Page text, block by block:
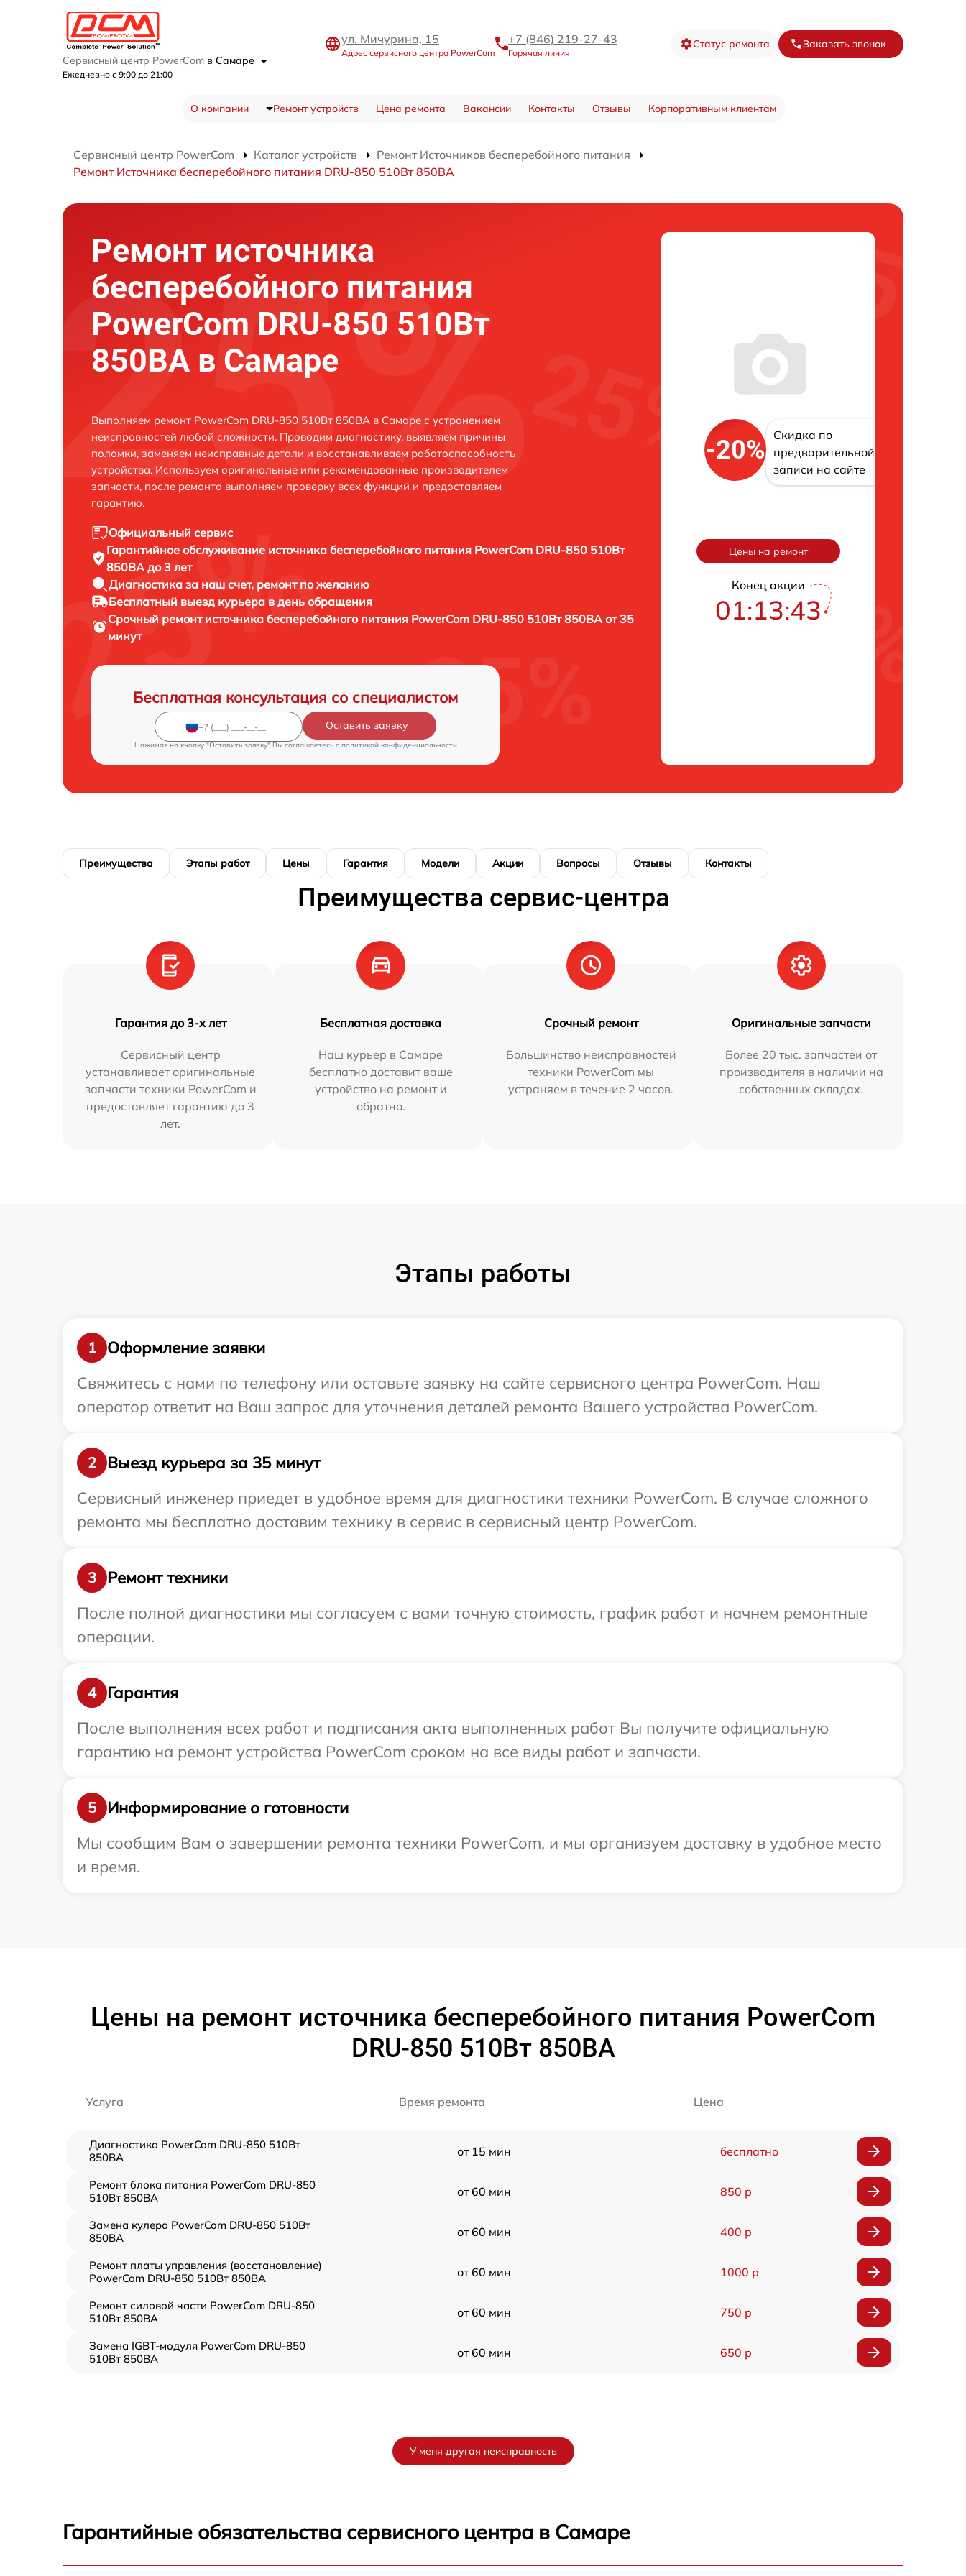
Сервисный центр PowerCom в Самаре
Ежедневно с 9:00 до 21:00
ул. Мичурина, 15
Адрес сервисного центра PowerCom
+7 (846) 219-27-43
Горячая линия
Статус ремонта Заказать звонок
О компании Ремонт устройств Цена ремонта Вакансии Контакты Отзывы Корпоративным клиентам
Сервисный центр PowerCom Каталог устройств
Ремонт Источников бесперебойного питания
Ремонт Источника бесперебойного питания DRU-850 510Вт 850ВА
Ремонт источника
бесперебойного питания
PowerCom DRU-850 510Вт
850ВА в Самаре
Выполняем ремонт PowerCom DRU-850 510Вт 850ВА в Самаре с устранением
неисправностей любой сложности. Проводим диагностику, выявляем причины
поломки, заменяем неисправные детали и восстанавливаем работоспособность
устройства. Используем оригинальные или рекомендованные производителем
запчасти, после ремонта выполняем проверку всех функций и предоставляем
гарантию.
Официальный сервис
Гарантийное обслуживание источника бесперебойного питания PowerCom DRU-850 510Вт
850ВА до 3 лет
Диагностика за наш счет, ремонт по желанию
Бесплатный выезд курьера в день обращения
Срочный ремонт источника бесперебойного питания PowerCom DRU-850 510Вт 850ВА от 35
минут
Бесплатная консультация со специалистом
Оставить заявку
Нажимая на кнопку "Оставить заявку" Вы соглашаетесь c политикой конфиденциальности
-20%
Скидка по
предварительной
записи на сайте
Цены на ремонт
Конец акции
01:13:42
Преимущества Этапы работ Цены Гарантия Модели Акции Вопросы Отзывы Контакты
Преимущества сервис-центра
Гарантия до 3-х лет
Сервисный центр
устанавливает оригинальные
запчасти техники PowerCom и
предоставляет гарантию до 3
лет.
Бесплатная доставка
Наш курьер в Самаре
бесплатно доставит ваше
устройство на ремонт и
обратно.
Срочный ремонт
Большинство неисправностей
техники PowerCom мы
устраняем в течение 2 часов.
Оригинальные запчасти
Более 20 тыс. запчастей от
производителя в наличии на
собственных складах.
Этапы работы
1
Оформление заявки
Свяжитесь с нами по телефону или оставьте заявку на сайте сервисного центра PowerCom. Наш
оператор ответит на Ваш запрос для уточнения деталей ремонта Вашего устройства PowerCom.
2
Выезд курьера за 35 минут
Сервисный инженер приедет в удобное время для диагностики техники PowerCom. В случае сложного
ремонта мы бесплатно доставим технику в сервис в сервисный центр PowerCom.
3
Ремонт техники
После полной диагностики мы согласуем с вами точную стоимость, график работ и начнем ремонтные
операции.
4
Гарантия
После выполнения всех работ и подписания акта выполненных работ Вы получите официальную
гарантию на ремонт устройства PowerCom сроком на все виды работ и запчасти.
5
Информирование о готовности
Мы сообщим Вам о завершении ремонта техники PowerCom, и мы организуем доставку в удобное место
и время.
Цены на ремонт источника бесперебойного питания PowerCom
DRU-850 510Вт 850ВА
Услуга Время ремонта Цена
Диагностика PowerCom DRU-850 510Вт
850ВА
от 15 мин бесплатно
Ремонт блока питания PowerCom DRU-850
510Вт 850ВА
от 60 мин 850 р
Замена кулера PowerCom DRU-850 510Вт
850ВА
от 60 мин 400 р
Ремонт платы управления (восстановление)
PowerCom DRU-850 510Вт 850ВА
от 60 мин 1000 р
Ремонт силовой части PowerCom DRU-850
510Вт 850ВА
от 60 мин 750 р
Замена IGBT-модуля PowerCom DRU-850
510Вт 850ВА
от 60 мин 650 р
У меня другая неисправность
Гарантийные обязательства сервисного центра в Самаре